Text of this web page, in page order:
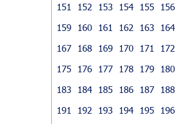
151
152 153 154 155 156
159
160 161 162 163 164
167
168 169 170 171 172
175
176 177 178 179 180
183
184 185 186 187 188
191
192 193 194 195 196